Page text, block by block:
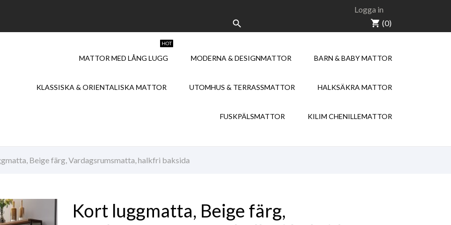
Logga in
 shopping_cart (0)
MATTOR MED LÅNG LUGG
HOT
MODERNA & DESIGNMATTOR BARN & BABY MATTOR
KLASSISKA & ORIENTALISKA MATTOR UTOMHUS & TERRASSMATTOR HALKSÄKRA MATTOR
FUSKPÄLSMATTOR KILIM CHENILLEMATTOR
Beige färg, Vardagsrumsmatta, halkfri baksida
Kort luggmatta, Beige färg,